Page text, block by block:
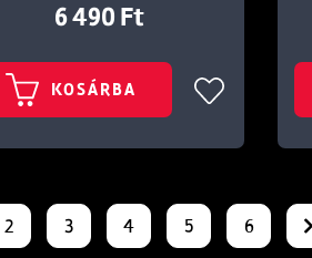
6 490 Ft
KOSÁRBA
2 3 4 5 6